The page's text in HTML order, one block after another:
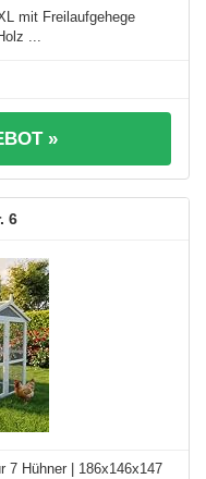
mit Freilaufgehege
...
»
6
7 Hühner | 186x146x147